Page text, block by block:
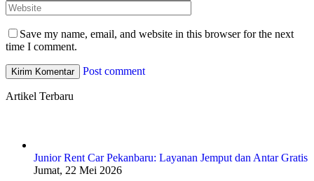
Save my name, email, and website in this browser for the next
time I comment.
Post comment
Artikel Terbaru
Junior Rent Car Pekanbaru: Layanan Jemput dan Antar Gratis
Jumat, 22 Mei 2026